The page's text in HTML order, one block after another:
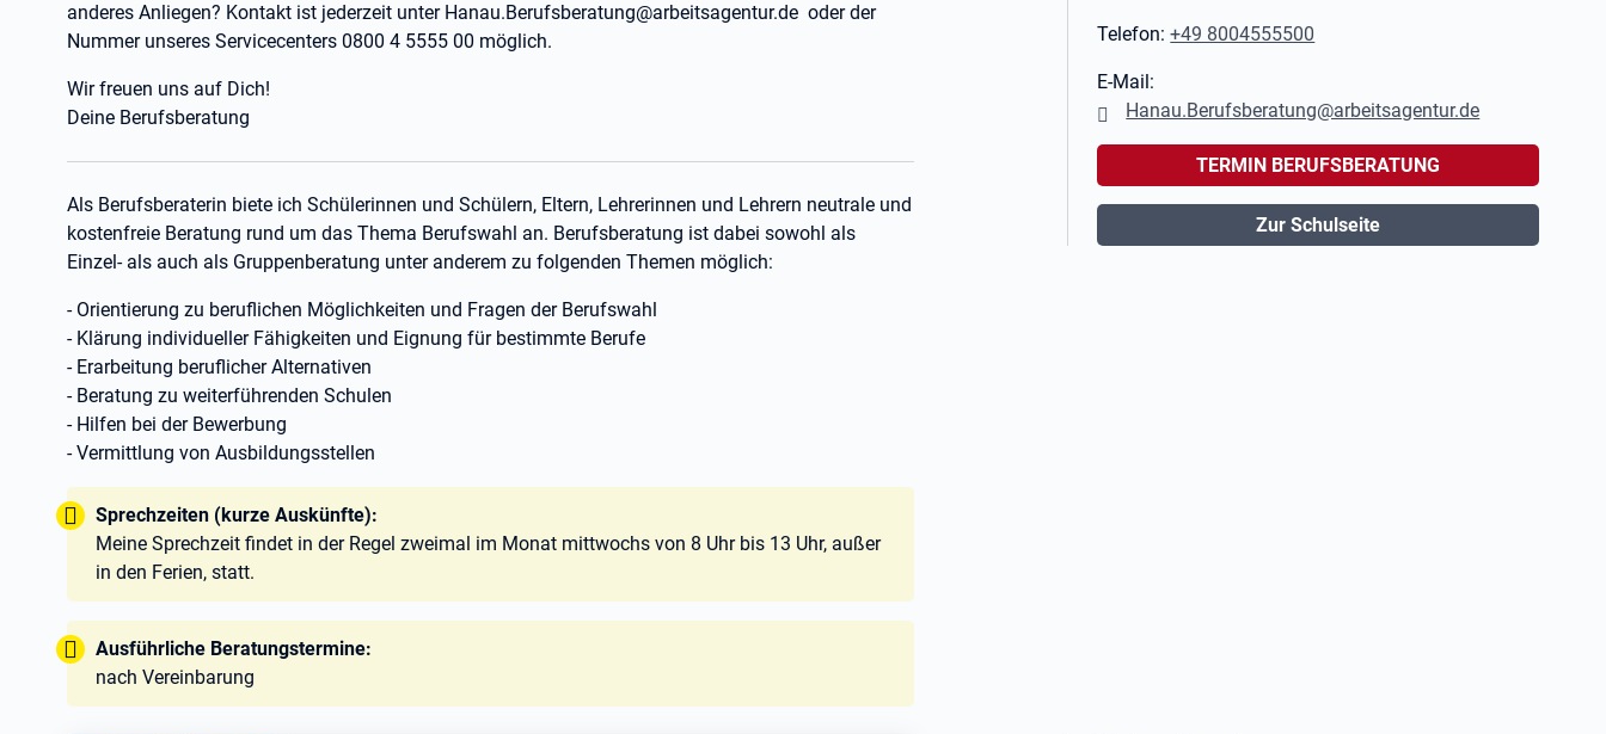
anderes Anliegen? Kontakt ist jederzeit unter Hanau.Berufsberatung@arbeitsagentur.de oder der
Nummer unseres Servicecenters 0800 4 5555 00 möglich.
Wir freuen uns auf Dich!
Deine Berufsberatung
Als Berufsberaterin biete ich Schülerinnen und Schülern, Eltern, Lehrerinnen und Lehrern neutrale und
kostenfreie Beratung rund um das Thema Berufswahl an. Berufsberatung ist dabei sowohl als
Einzel- als auch als Gruppenberatung unter anderem zu folgenden Themen möglich:
- Orientierung zu beruflichen Möglichkeiten und Fragen der Berufswahl
- Klärung individueller Fähigkeiten und Eignung für bestimmte Berufe
- Erarbeitung beruflicher Alternativen
- Beratung zu weiterführenden Schulen
- Hilfen bei der Bewerbung
- Vermittlung von Ausbildungsstellen
Tipp:
Sprechzeiten (kurze Auskünfte):
Meine Sprechzeit findet in der Regel zweimal im Monat mittwochs von 8 Uhr bis 13 Uhr, außer
in den Ferien, statt.
Tipp:
Ausführliche Beratungstermine:
nach Vereinbarung
Telefon:+49 8004555500
E-Mail:
Hanau.Berufsberatung@arbeitsagentur.de
TERMIN BERUFSBERATUNG
Zur Schulseite